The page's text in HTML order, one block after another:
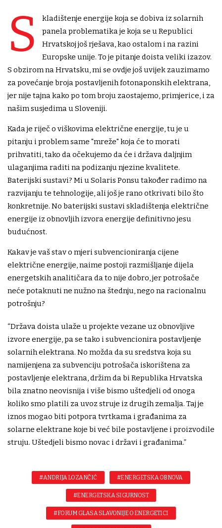
S
kladištenje energije koja se dobiva iz solarnih
panela problematika je koja se u Republici
Hrvatskoj još rješava, kao ostalom i na razini
Europske unije. To je pitanje doista veliki izazov.
S obzirom na Hrvatsku, mi se ovdje još uvijek zauzimamo
za povećanje broja postavljenih fotonaponskih elektrana,
jer nije tajna kako po tom broju zaostajemo, primjerice, i za
našim susjedima u Sloveniji.
Kada je riječ o viškovima električne energije, tu je u
pitanju i problem same "mreže" koja će to morati
prihvatiti, tako da očekujemo da će i država daljnjim
ulaganjima raditi na podizanju njezine kvalitete.
Baterijski sustavi? Mi u Solaris Ponsu također radimo na
razvijanju te tehnologije, ali još je rano otkrivati bilo što
konkretnije. No baterijski sustavi skladištenja električne
energije iz obnovljih izvora energije definitivno jesu
budućnost.
Kakav je vaš stav o mjeri subvencioniranja cijene
električne energije, naime postoji razmišljanje dijela
energetskih analitičara da to nije dobro, jer potrošače
neće potaknuti ne nužno na štednju, nego na racionalnu
potrošnju?
“Država doista ulaže u projekte vezane uz obnovljive
izvore energije, pa se tako i subvencionira postavljenje
solarnih elektrana. No možda da su sredstva koja su
namijenjena za subvenciju potrošača iskorištena za
postavljenje elektrana, držim da bi Republika Hrvatska
bila znatno neovisnija i više bismo uštedjeli od onoga
koliko smo platili za uvoz struje iz drugih zemalja. Taj je
iznos mogao biti potpora tvrtkama i građanima za
solarne elektrane koje bi već bile postavljene i proizvodile
struju. Uštedjeli bismo novac i državi i građanima.”
#ANDRIJA LOZANČIĆ #ENERGETSKA OBNOVA
#ENERGETSKA SIGURNOST
#FORUM GLASA SLAVONIJE O ENERGETICI